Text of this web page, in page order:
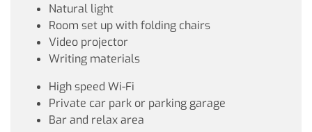
Natural light
Room set up with folding chairs
Video projector
Writing materials
High speed Wi-Fi
Private car park or parking garage
Bar and relax area